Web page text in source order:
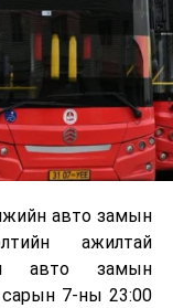
эрс бууруулах
шатааснаар
бактери, вирус
устгах
цахилгаан
ашиглаж
шаталтын дараа
сэргээн
авто замын
ажилтай
авто замын
7-ны 23:00